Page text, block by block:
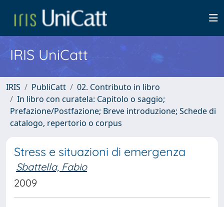
IRIS UniCatt
IRIS PubliCatt
02. Contributo in libro
In libro con curatela: Capitolo o saggio;
Prefazione/Postfazione; Breve introduzione; Schede di
catalogo, repertorio o corpus
Stress e situazioni di emergenza
Sbattella, Fabio
2009